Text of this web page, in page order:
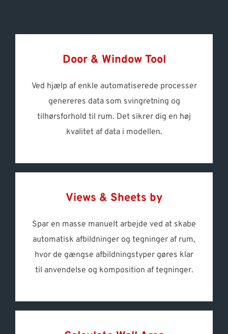
Door & Window Tool
Ved hjælp af enkle automatiserede processer
genereres data som svingretning og
tilhørsforhold til rum. Det sikrer dig en høj
kvalitet af data i modellen.
Views & Sheets by
Spar en masse manuelt arbejde ved at skabe
automatisk afbildninger og tegninger af rum,
hvor de gængse afbildningstyper gøres klar
til anvendelse og komposition af tegninger.